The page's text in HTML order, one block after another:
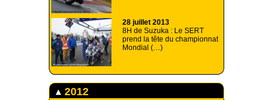
28 juillet 2013
8H de Suzuka : Le SERT
prend la tête du championnat
Mondial (…)
2012